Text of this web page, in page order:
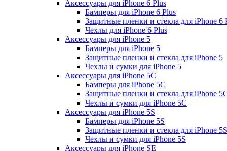
Аксессуары для iPhone 6 Plus
Бамперы для iPhone 6 Plus
Защитные пленки и стекла для iPhone 6
Чехлы для iPhone 6 Plus
Аксессуары для iPhone 5
Бамперы для iPhone 5
Защитные пленки и стекла для iPhone 5
Чехлы и сумки для iPhone 5
Аксессуары для iPhone 5C
Бамперы для iPhone 5C
Защитные пленки и стекла для iPhone
Чехлы и сумки для iPhone 5C
Аксессуары для iPhone 5S
Бамперы для iPhone 5S
Защитные пленки и стекла для iPhone 5S
Чехлы и сумки для iPhone 5S
Аксессуары для iPhone SE